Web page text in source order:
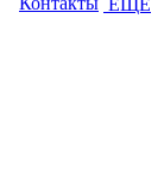
ЕЩЕ